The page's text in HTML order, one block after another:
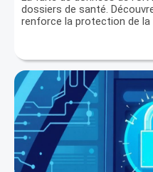
dossiers de santé.
renforce la protection de la